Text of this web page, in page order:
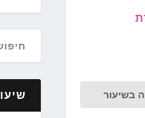
בשיעור